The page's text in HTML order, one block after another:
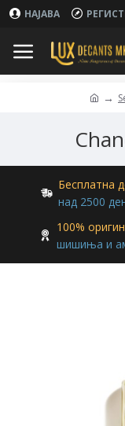
НАЈАВА
Бесплатна
над 2500
100%
шишиња и